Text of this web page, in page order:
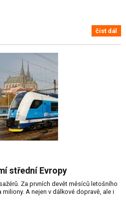
číst dál
střední Evropy
Za prvních devět měsíců letošního
A nejen v dálkové dopravě, ale i